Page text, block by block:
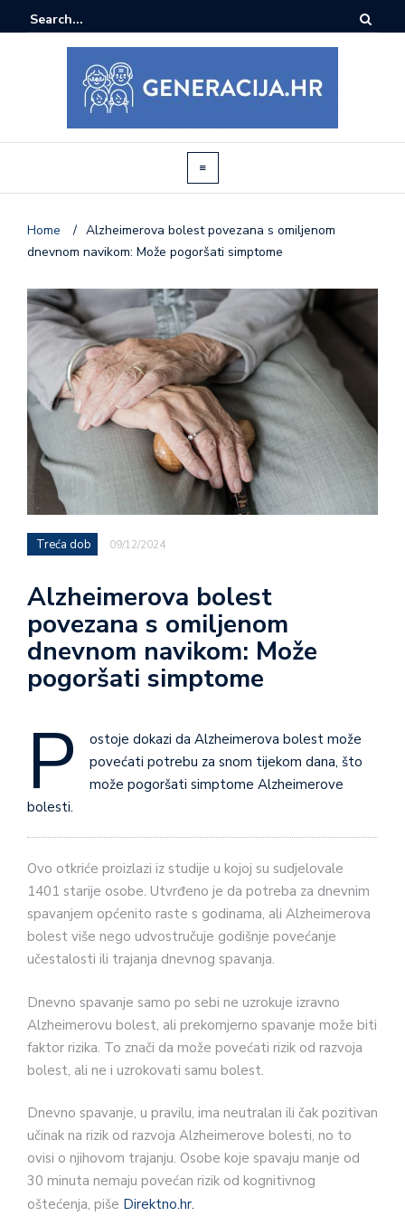
Home / Alzheimerova bolest povezana s omiljenom
dnevnom navikom: Može pogoršati simptome
Treća dob 09/12/2024
Alzheimerova bolest
povezana s omiljenom
dnevnom navikom: Može
pogoršati simptome
P
ostoje dokazi da Alzheimerova bolest može
povećati potrebu za snom tijekom dana, što
može pogoršati simptome Alzheimerove
bolesti.
Ovo otkriće proizlazi iz studije u kojoj su sudjelovale
1401 starije osobe. Utvrđeno je da potreba za dnevnim
spavanjem općenito raste s godinama, ali Alzheimerova
bolest više nego udvostručuje godišnje povećanje
učestalosti ili trajanja dnevnog spavanja.
Dnevno spavanje samo po sebi ne uzrokuje izravno
Alzheimerovu bolest, ali prekomjerno spavanje može biti
faktor rizika. To znači da može povećati rizik od razvoja
bolest, ali ne i uzrokovati samu bolest.
Dnevno spavanje, u pravilu, ima neutralan ili čak pozitivan
učinak na rizik od razvoja Alzheimerove bolesti, no to
ovisi o njihovom trajanju. Osobe koje spavaju manje od
30 minuta nemaju povećan rizik od kognitivnog
oštećenja, piše Direktno.hr.